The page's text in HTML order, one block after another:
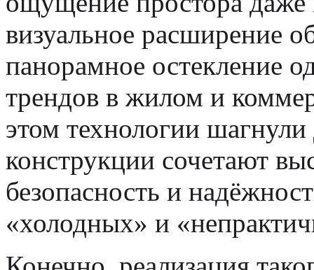
визуальное расширение
панорамное остекление
трендов в жилом и
этом технологии
конструкции сочетают
безопасность и
«холодных» и